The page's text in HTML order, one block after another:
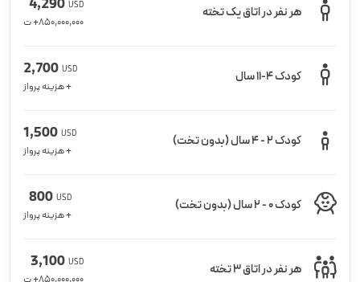
هر نفر در اتاق یک تخته USD
4,290
850,000,000+ ت
کودک 4-11 سال USD
2,700
+ هزینه پرواز
کودک 2 - 4 سال (بدون تخت) USD
1,500
+ هزینه پرواز
کودک 0 - 2 سال (بدون تخت) USD
800
+ هزینه پرواز
هر نفر در اتاق 3 تخته USD
3,100